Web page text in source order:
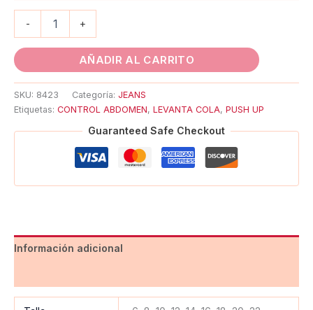
- +
AÑADIR AL CARRITO
SKU: 8423 Categoría: JEANS
Etiquetas: CONTROL ABDOMEN, LEVANTA COLA, PUSH UP
Guaranteed Safe Checkout
Información adicional